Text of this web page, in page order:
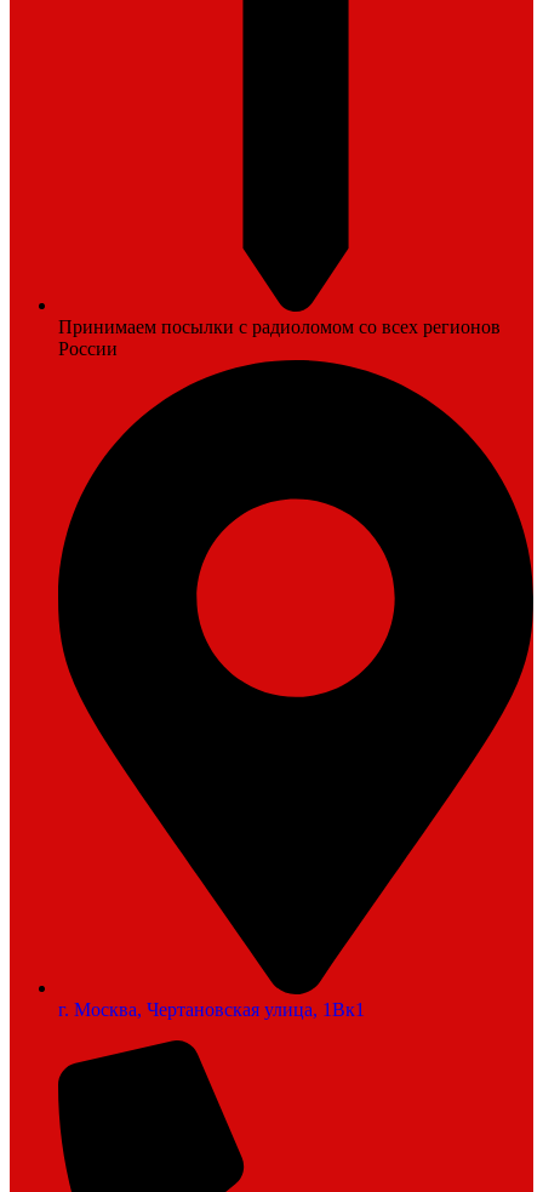
Принимаем посылки с радиоломом со всех регионов
России
г. Москва, Чертановская улица, 1Вк1